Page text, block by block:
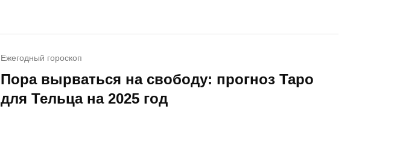
Ежегодный гороскоп
Пора вырваться на свободу: прогноз Таро
для Тельца на 2025 год